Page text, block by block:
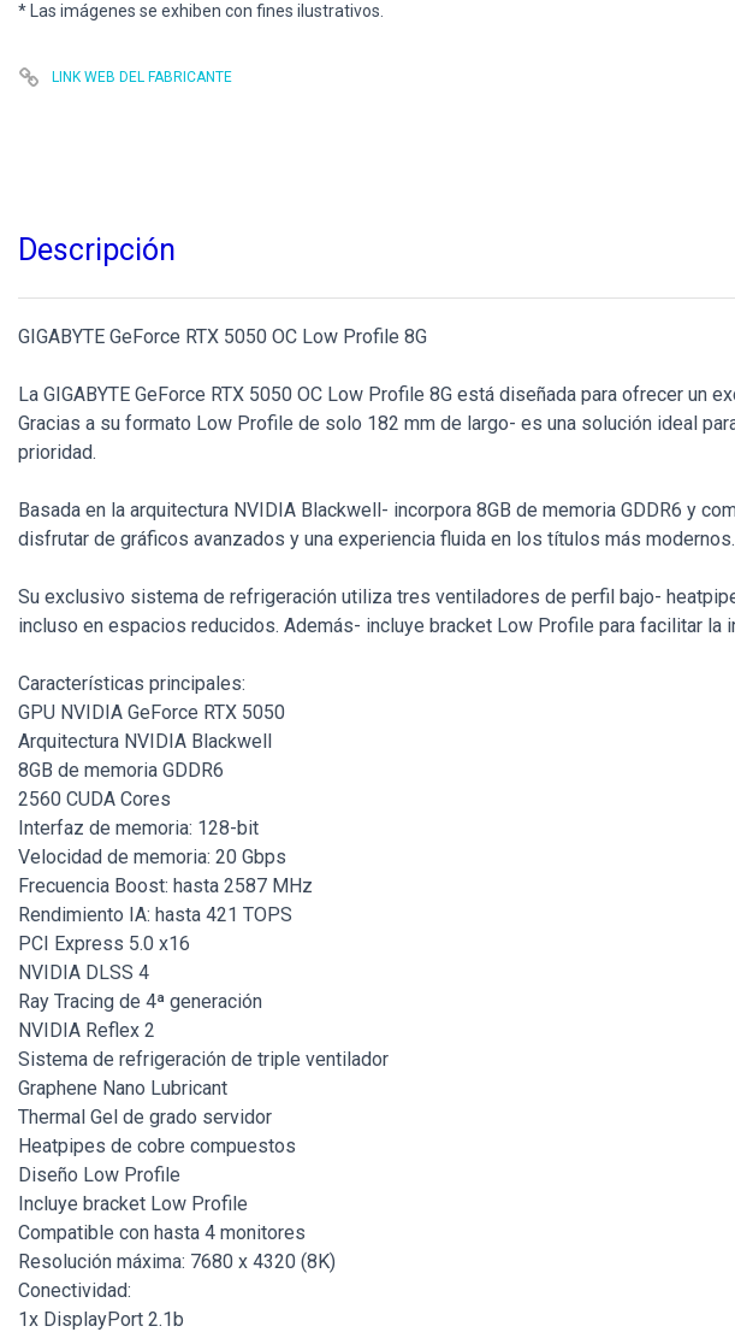
* Las imágenes se exhiben con fines ilustrativos.
LINK WEB DEL FABRICANTE
Descripción
GIGABYTE GeForce RTX 5050 OC Low Profile 8G
La GIGABYTE GeForce RTX 5050 OC Low Profile 8G está diseñada para ofrecer
Gracias a su formato Low Profile de solo 182 mm de largo- es una solución ideal
prioridad.
Basada en la arquitectura NVIDIA Blackwell- incorpora 8GB de memoria GDDR6 y
disfrutar de gráficos avanzados y una experiencia fluida en los títulos más modernos.
Su exclusivo sistema de refrigeración utiliza tres ventiladores de perfil bajo-
incluso en espacios reducidos. Además- incluye bracket Low Profile para facilitar la
Características principales:
GPU NVIDIA GeForce RTX 5050
Arquitectura NVIDIA Blackwell
8GB de memoria GDDR6
2560 CUDA Cores
Interfaz de memoria: 128-bit
Velocidad de memoria: 20 Gbps
Frecuencia Boost: hasta 2587 MHz
Rendimiento IA: hasta 421 TOPS
PCI Express 5.0 x16
NVIDIA DLSS 4
Ray Tracing de 4ª generación
NVIDIA Reflex 2
Sistema de refrigeración de triple ventilador
Graphene Nano Lubricant
Thermal Gel de grado servidor
Heatpipes de cobre compuestos
Diseño Low Profile
Incluye bracket Low Profile
Compatible con hasta 4 monitores
Resolución máxima: 7680 x 4320 (8K)
Conectividad:
1x DisplayPort 2.1b